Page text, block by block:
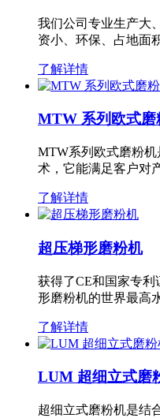
我们公司专业生产大
资小、环保、占地面
了解详情
MTW 系列欧式磨
MTW系列欧式磨粉
术，它能满足客户对
了解详情
超压梯形磨粉机
获得了CE和国家专
形磨粉机的世界最高
了解详情
LUM 超细立式磨
超细立式磨粉机是结